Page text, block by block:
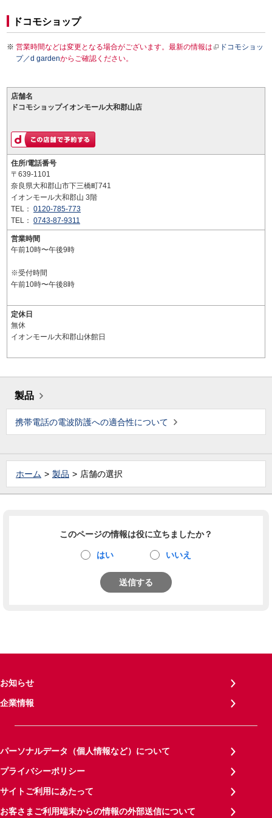
ドコモショップ
営業時間などは変更となる場合がございます。最新の情報は
ドコモショッ
プ／d gardenからご確認ください。
店舗名
ドコモショップイオンモール大和郡山店
住所/電話番号
〒639-1101
奈良県大和郡山市下三橋町741
イオンモール大和郡山 3階
TEL： 0120-785-773
TEL： 0743-87-9311
営業時間
午前10時〜午後9時
※受付時間
午前10時〜午後8時
定休日
無休
イオンモール大和郡山休館日
製品
携帯電話の電波防護への適合性について
ホーム 製品 店舗の選択
このページの情報は役に立ちましたか？
はい いいえ
送信する
お知らせ
企業情報
パーソナルデータ（個人情報など）について
プライバシーポリシー
サイトご利用にあたって
お客さまご利用端末からの情報の外部送信について